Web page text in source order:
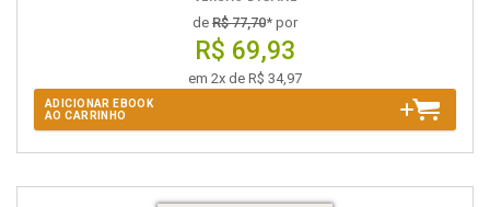
de R$ 77,70* por
R$ 69,93
em 2x de R$ 34,97
ADICIONAR EBOOK
AO CARRINHO